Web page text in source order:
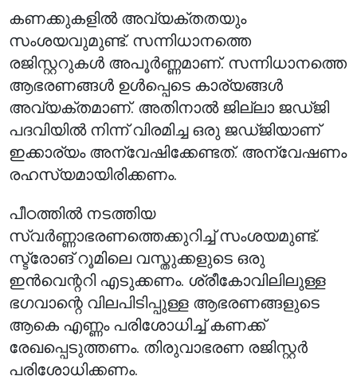
കണക്കുകളിൽ അവ്യക്തതയും
സംശയവുമുണ്ട്. സന്നിധാനത്തെ
രജിസ്റ്ററുകൾ അപൂർണ്ണമാണ്. സന്നിധാനത്തെ
ആഭരണങ്ങൾ ഉൾപ്പെടെ കാര്യങ്ങൾ
അവ്യക്തമാണ്. അതിനാൽ ജില്ലാ ജഡ്ജി
പദവിയിൽ നിന്ന് വിരമിച്ച ഒരു ജഡ്ജിയാണ്
ഇക്കാര്യം അന്വേഷിക്കേണ്ടത്. അന്വേഷണം
രഹസ്യമായിരിക്കണം.
പീഠത്തിൽ നടത്തിയ
സ്വർണ്ണാഭരണത്തെക്കുറിച്ച് സംശയമുണ്ട്.
സ്ട്രോങ് റൂമിലെ വസ്തുക്കളുടെ ഒരു
ഇൻവെന്ററി എടുക്കണം. ശ്രീകോവിലിലുള്ള
ഭഗവാന്റെ വിലപിടിപ്പുള്ള ആഭരണങ്ങളുടെ
ആകെ എണ്ണം പരിശോധിച്ച് കണക്ക്
രേഖപ്പെടുത്തണം. തിരുവാഭരണ രജിസ്റ്റർ
പരിശോധിക്കണം.